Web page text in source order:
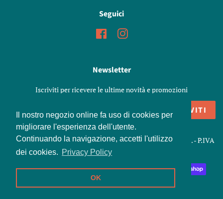
Il nostro negozio online fa uso di cookies per
migliorare l'esperienza dell'utente.
Continuando la navigazione, accetti l'utilizzo
dei cookies. Privacy Policy
OK
Seguici
FacebookInstagram
Newsletter
Iscriviti per ricevere le ultime novità e promozioni
ISCRIVITI
Copyright © 2026,Marenoni Shop. Snc di Marenoni Elisa e C. - P.IVA
01426970198
Modalità
di